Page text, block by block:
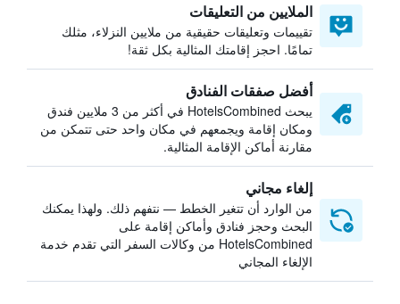
الملايين من التعليقات
تقييمات وتعليقات حقيقية من ملايين النزلاء، مثلك
تمامًا. احجز إقامتك المثالية بكل ثقة!
أفضل صفقات الفنادق
يبحث HotelsCombined في أكثر من 3 ملايين فندق
ومكان إقامة ويجمعهم في مكان واحد حتى تتمكن من
مقارنة أماكن الإقامة المثالية.
إلغاء مجاني
من الوارد أن تتغير الخطط — نتفهم ذلك. ولهذا يمكنك
البحث وحجز فنادق وأماكن إقامة على
HotelsCombined من وكالات السفر التي تقدم خدمة
الإلغاء المجاني